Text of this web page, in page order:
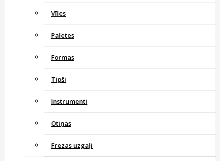
Vīles
Paletes
Formas
Tipši
Instrumenti
Otiņas
Frezas uzgaļi